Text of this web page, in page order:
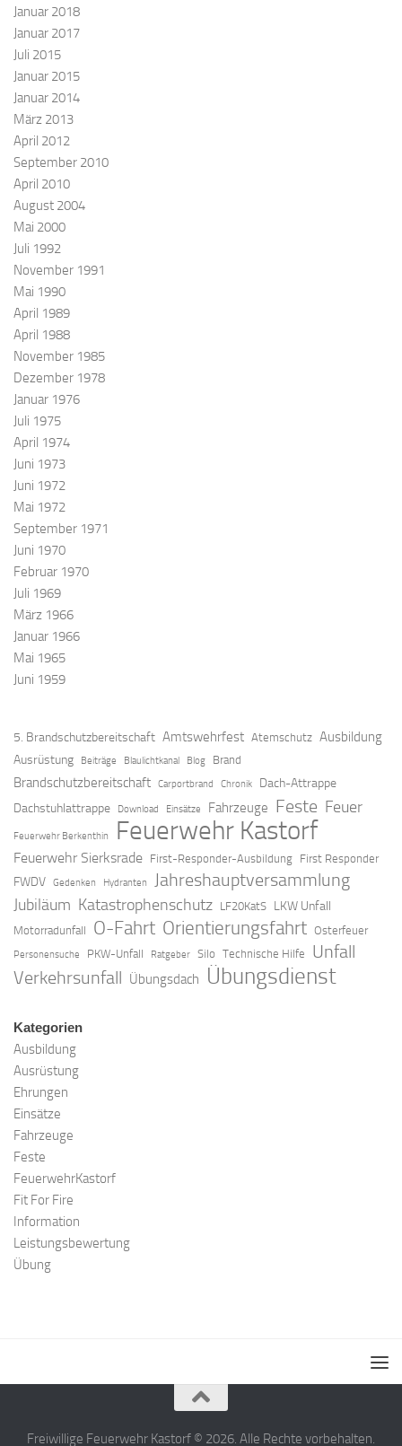
Januar 2018
Januar 2017
Juli 2015
Januar 2015
Januar 2014
März 2013
April 2012
September 2010
April 2010
August 2004
Mai 2000
Juli 1992
November 1991
Mai 1990
April 1989
April 1988
November 1985
Dezember 1978
Januar 1976
Juli 1975
April 1974
Juni 1973
Juni 1972
Mai 1972
September 1971
Juni 1970
Februar 1970
Juli 1969
März 1966
Januar 1966
Mai 1965
Juni 1959
5. Brandschutzbereitschaft Amtswehrfest Atemschutz Ausbildung
Ausrüstung Beiträge Blaulichtkanal Blog Brand
Brandschutzbereitschaft Carportbrand Chronik
Dach-Attrappe
Dachstuhlattrappe
Download Einsätze Fahrzeuge Feste Feuer
Feuerwehr Berkenthin Feuerwehr Kastorf
Feuerwehr Sierksrade First-Responder-Ausbildung First Responder
FWDV Gedenken Hydranten Jahreshauptversammlung
Jubiläum Katastrophenschutz LF20KatS LKW Unfall
Motorradunfall O-Fahrt Orientierungsfahrt Osterfeuer
Personensuche PKW-Unfall Ratgeber Silo Technische Hilfe Unfall
Verkehrsunfall Übungsdach Übungsdienst
Kategorien
Ausbildung
Ausrüstung
Ehrungen
Einsätze
Fahrzeuge
Feste
FeuerwehrKastorf
Fit For Fire
Information
Leistungsbewertung
Übung
Freiwillige Feuerwehr Kastorf © 2026. Alle Rechte vorbehalten.